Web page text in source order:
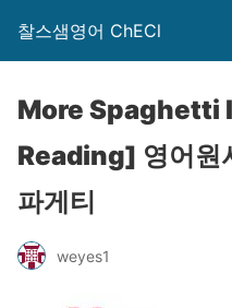
찰스샘영어 ChECl
More Spaghetti
Reading] 영어원
파게티
weyes1